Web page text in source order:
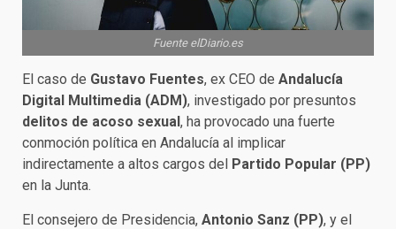
Fuente elDiario.es
El caso de Gustavo Fuentes, ex CEO de Andalucía
Digital Multimedia (ADM), investigado por presuntos
delitos de acoso sexual, ha provocado una fuerte
conmoción política en Andalucía al implicar
indirectamente a altos cargos del Partido Popular (PP)
en la Junta.
El consejero de Presidencia, Antonio Sanz (PP), y el